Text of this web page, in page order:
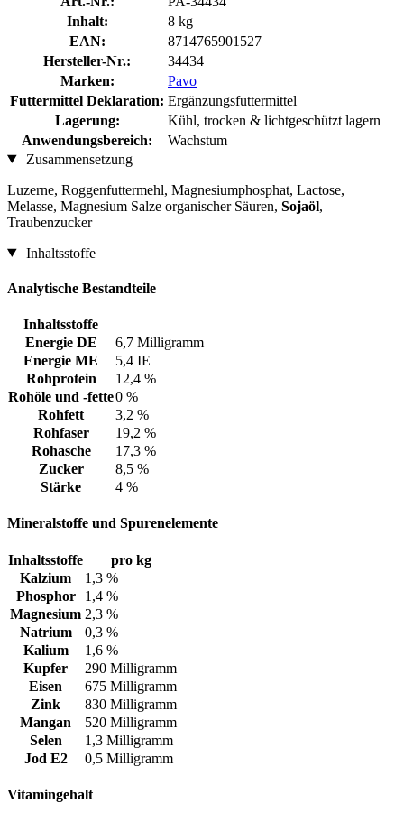
Inhalt:
8 kg
EAN:
8714765901527
Hersteller-Nr.:
34434
Marken:
Pavo
Futtermittel Deklaration: Ergänzungsfuttermittel
Lagerung:
Kühl, trocken & lichtgeschützt lagern
Anwendungsbereich:
Wachstum
Zusammensetzung
Luzerne, Roggenfuttermehl, Magnesiumphosphat, Lactose,
Melasse, Magnesium Salze organischer Säuren, Sojaöl,
Traubenzucker
Inhaltsstoffe
Analytische Bestandteile
Inhaltsstoffe
Energie DE
6,7 Milligramm
Energie ME
5,4 IE
Rohprotein
12,4 %
Rohöle und -fette0 %
Rohfett
3,2 %
Rohfaser
19,2 %
Rohasche
17,3 %
Zucker
8,5 %
Stärke
4 %
Mineralstoffe und Spurenelemente
Inhaltsstoffe
pro kg
Kalzium
1,3 %
Phosphor
1,4 %
Magnesium 2,3 %
Natrium
0,3 %
Kalium
1,6 %
Kupfer
290 Milligramm
Eisen
675 Milligramm
Zink
830 Milligramm
Mangan
520 Milligramm
Selen
1,3 Milligramm
Jod E2
0,5 Milligramm
Vitamingehalt